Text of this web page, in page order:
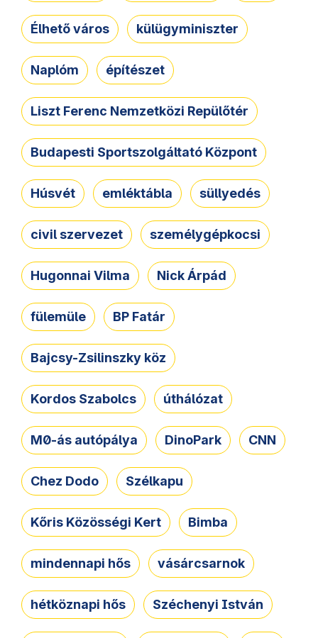
Élhető város külügyminiszter
Naplóm építészet
Liszt Ferenc Nemzetközi Repülőtér
Budapesti Sportszolgáltató Központ
Húsvét emléktábla süllyedés
civil szervezet személygépkocsi
Hugonnai Vilma Nick Árpád
fülemüle BP Fatár
Bajcsy-Zsilinszky köz
Kordos Szabolcs úthálózat
M0-ás autópálya DinoPark CNN
Chez Dodo Szélkapu
Kőris Közösségi Kert Bimba
mindennapi hős vásárcsarnok
hétköznapi hős Széchenyi István